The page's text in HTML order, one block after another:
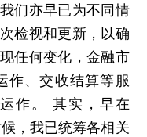
们亦早已为不同情
检视和更新，以确
任何变化，金融市
作、交收结算等服
作。 其实，早在
，我已统筹各相关